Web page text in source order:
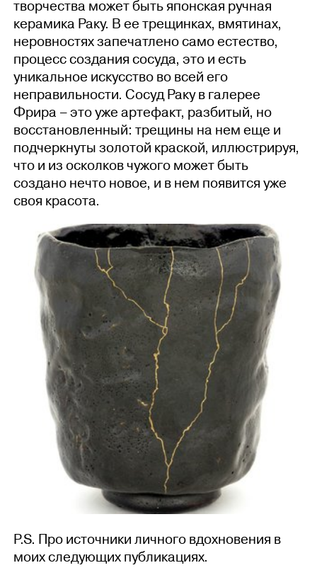
творчества может быть японская ручная
керамика Раку. В ее трещинках, вмятинах,
неровностях запечатлено само естество,
процесс создания сосуда, это и есть
уникальное искусство во всей его
неправильности. Сосуд Раку в галерее
Фрира – это уже артефакт, разбитый, но
восстановленный: трещины на нем еще и
подчеркнуты золотой краской, иллюстрируя,
что и из осколков чужого может быть
создано нечто новое, и в нем появится уже
своя красота.
P.S. Про источники личного вдохновения в
моих следующих публикациях.